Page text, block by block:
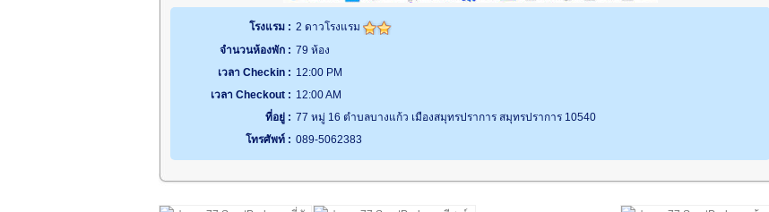
โรงแรม : 2 ดาวโรงแรม
จำนวนห้องพัก : 79 ห้อง
เวลา Checkin : 12:00 PM
เวลา Checkout : 12:00 AM
ที่อยู่ : 77 หมู่ 16 ตำบลบางแก้ว เมืองสมุทรปราการ สมุทรปราการ 10540
โทรศัพท์ : 089-5062383